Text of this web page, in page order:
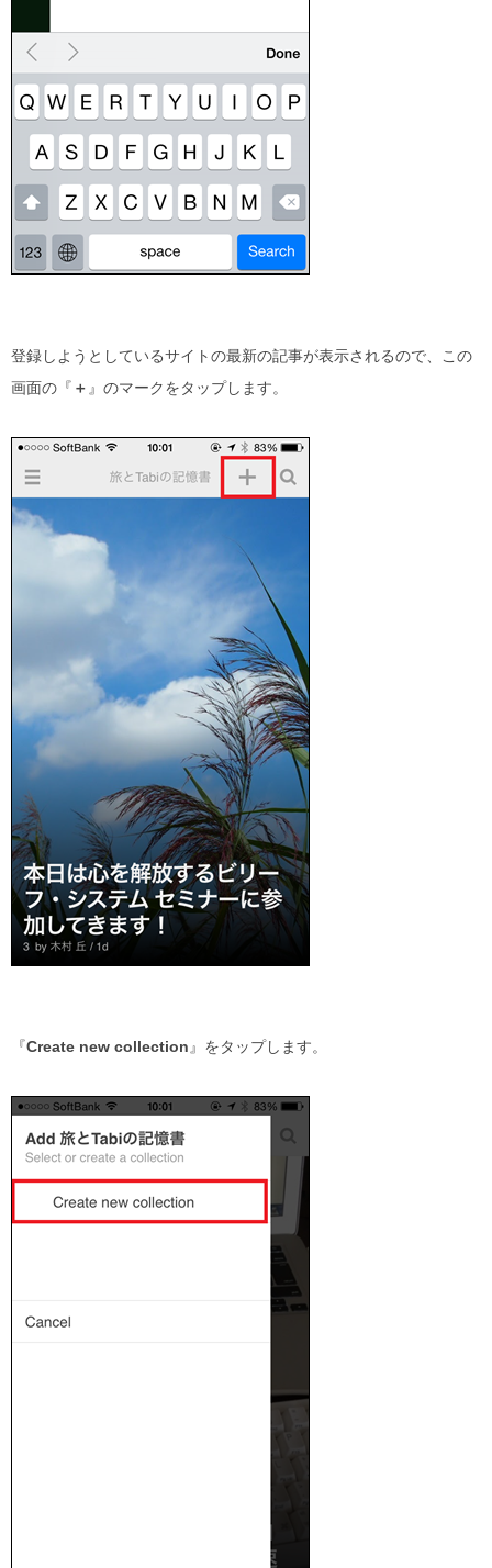
登録しようとしているサイトの最新の記事が表示されるので、この
画面の『 ＋ 』のマークをタップします。
『Create new collection』をタップします。